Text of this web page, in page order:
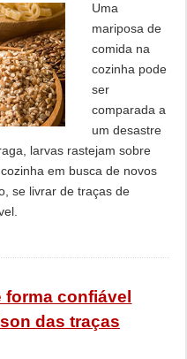
Uma
mariposa de
comida na
cozinha pode
ser
comparada a
um desastre
larvas rastejam sobre
em busca de novos
se livrar de traças de
confiável
das traças